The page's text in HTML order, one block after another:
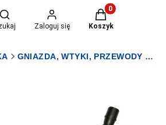
Otwórz wyszukiwarkę
Zaloguj się
Produkty w
Koszyk
GNIAZDA, WTYKI, PRZEWODY DO PRZYCZEP I NACZEP